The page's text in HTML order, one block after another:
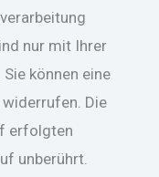
nur mit Ihrer
können eine
Die
erfolgten
unberührt.